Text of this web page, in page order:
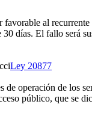
favorable al
días. El fallo será
Ley 20877
de operación de los
público, que se